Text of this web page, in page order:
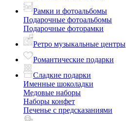
Рамки и фотоальбомы
Подарочные фотоальбомы
Подарочные фоторамки
Ретро музыкальные центры
Романтические подарки
Сладкие подарки
Именные шоколадки
Медовые наборы
Наборы конфет
Печенье с предсказаниями